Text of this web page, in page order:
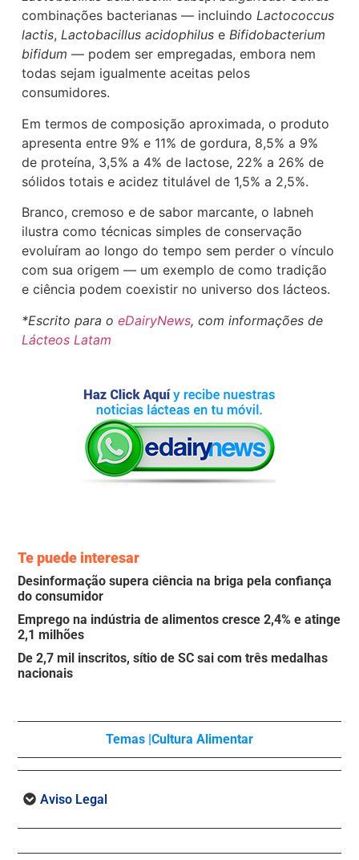
combinações bacterianas — incluindoLactococcus
lactis,Lactobacillus acidophilus eBifidobacterium
bifidum — podem ser empregadas, embora nem
todas sejam igualmente aceitas pelos
consumidores.
Em termos de composição aproximada, o produto
apresenta entre 9% e 11% de gordura, 8,5% a 9%
de proteína, 3,5% a 4% de lactose, 22% a 26% de
sólidos totais e acidez titulável de 1,5% a 2,5%.
Branco, cremoso e de sabor marcante, o labneh
ilustra como técnicas simples de conservação
evoluíram ao longo do tempo sem perder o vínculo
com sua origem — um exemplo de como tradição
e ciência podem coexistir no universo dos lácteos.
*Escrito para oeDairyNews, com informações de
Lácteos Latam
Te puede interesar
Desinformação supera ciência na briga pela confiança
do consumidor
Emprego na indústria de alimentos cresce 2,4% e atinge
2,1 milhões
De 2,7 mil inscritos, sítio de SC sai com três medalhas
nacionais
Temas |Cultura Alimentar
Aviso Legal